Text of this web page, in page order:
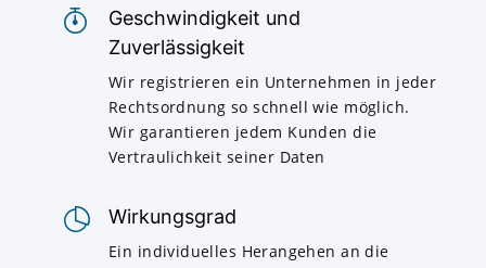
Geschwindigkeit und
Zuverlässigkeit
Wir registrieren ein Unternehmen in jeder
Rechtsordnung so schnell wie möglich.
Wir garantieren jedem Kunden die
Vertraulichkeit seiner Daten
Wirkungsgrad
Ein individuelles Herangehen an die